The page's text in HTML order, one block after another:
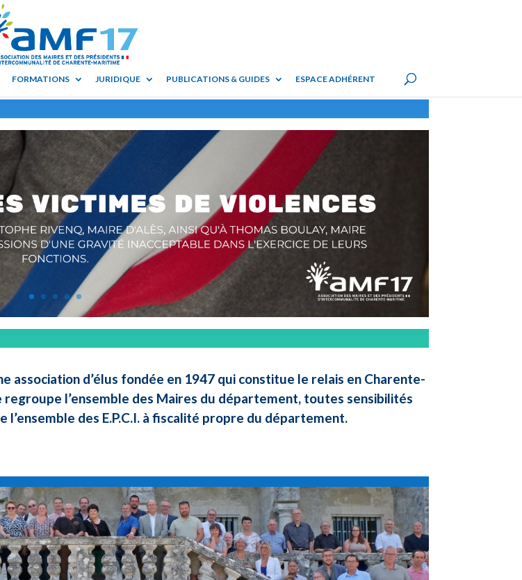
FORMATIONS JURIDIQUE PUBLICATIONS & GUIDES ESPACE ADHÉRENT
association d’élus fondée en 1947 qui constitue le relais en Charente-
regroupe l’ensemble des Maires du département, toutes sensibilités
l’ensemble des E.P.C.I. à fiscalité propre du département.